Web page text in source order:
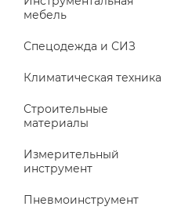
мебель
Спецодежда и СИЗ
Климатическая техника
Строительные
материалы
Измерительный
инструмент
Пневмоинструмент